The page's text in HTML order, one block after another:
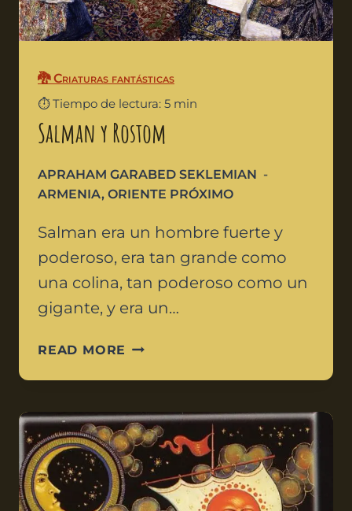
🐉 Criaturas fantásticas
⏱️ Tiempo de lectura: 5 min
Salman y Rostom
APRAHAM GARABED SEKLEMIAN
ARMENIA, ORIENTE PRÓXIMO
Salman era un hombre fuerte y
poderoso, era tan grande como
una colina, tan poderoso como un
gigante, y era un…
READ MORE